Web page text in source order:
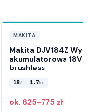
MAKITA
Makita DJV184Z
akumulatorowa 18V
brushless
18V 1.7kg
ok. 625–775 zł